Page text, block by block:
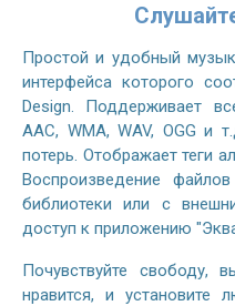
Простой и удобный
интерфейса которого
Design. Поддерживает
AAC, WMA, WAV, OGG и
потерь. Отображает теги
Воспроизведение
библиотеки или с
доступ к приложению
Почувствуйте свободу,
нравится, и установите